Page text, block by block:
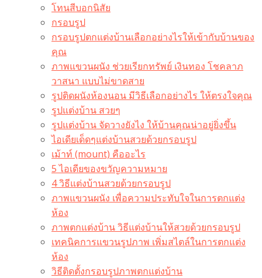
โทนสีบอกนิสัย
กรอบรูป
กรอบรูปตกแต่งบ้านเลือกอย่างไรให้เข้ากับบ้านของ
คุณ
ภาพแขวนผนัง ช่วยเรียกทรัพย์ เงินทอง โชคลาภ
วาสนา แบบไม่ขาดสาย
รูปติดผนังห้องนอน มีวิธีเลือกอย่างไร ให้ตรงใจคุณ
รูปแต่งบ้าน สวยๆ
รูปแต่งบ้าน จัดวางยังไง ให้บ้านคุณน่าอยู่ยิ่งขึ้น
ไอเดียเด็ดๆแต่งบ้านสวยด้วยกรอบรูป
เม้าท์ (mount) คืออะไร​
5 ไอเดียของขวัญความหมาย
4 วิธีแต่งบ้านสวยด้วยกรอบรูป
ภาพแขวนผนัง เพื่อความประทับใจในการตกแต่ง
ห้อง
ภาพตกแต่งบ้าน วิธีแต่งบ้านให้สวยด้วยกรอบรูป
เทคนิคการแขวนรูปภาพ เพิ่มสไตล์ในการตกแต่ง
ห้อง
วิธีติดตั้งกรอบรูปภาพตกแต่งบ้าน